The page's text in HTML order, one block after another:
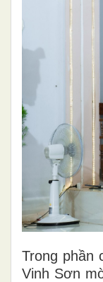
Trong phần
Vinh Sơn